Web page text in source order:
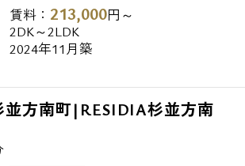
賃料： 213,000円～
2DK～2LDK
2024年11月築
並方南町|RESIDIA杉並方南